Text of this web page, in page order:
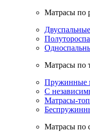
Матрасы по
Матрасы по
Пружинные
С
Матрасы-
Матрасы по